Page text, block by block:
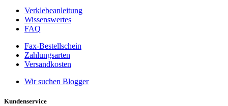
Verklebeanleitung
Wissenswertes
FAQ
Fax-Bestellschein
Zahlungsarten
Versandkosten
Wir suchen Blogger
Kundenservice